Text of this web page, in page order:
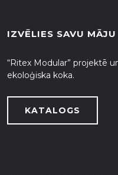
IZVĒLIES SAVU MĀJU
“Ritex Modular” projektē
ekoloģiska koka.
KATALOGS